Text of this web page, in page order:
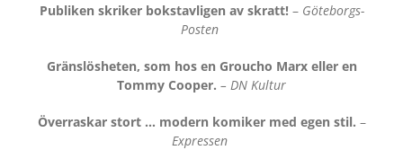
Publiken skriker bokstavligen av skratt! – Göteborgs-
Posten
Gränslösheten, som hos en Groucho Marx eller en
Tommy Cooper. – DN Kultur
Överraskar stort … modern komiker med egen stil. –
Expressen